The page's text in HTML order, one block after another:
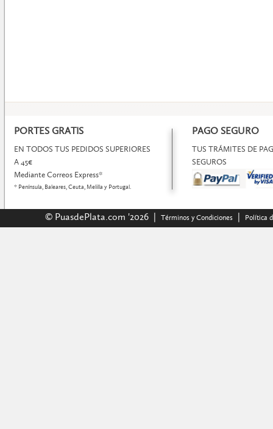
PORTES GRATIS
EN TODOS TUS PEDIDOS SUPERIORES
A 45€
Mediante Correos Express*
* Península, Baleares, Ceuta, Melilla y Portugal.
PAGO SEGURO
TUS TRÁMITES DE
SEGUROS
© PuasdePlata.com '2026 | Términos y Condiciones| Política